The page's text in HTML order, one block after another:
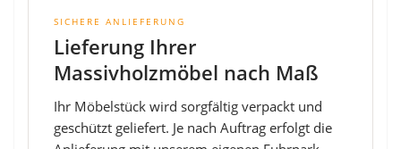
SICHERE ANLIEFERUNG
Lieferung Ihrer
Massivholzmöbel nach Maß
Ihr Möbelstück wird sorgfältig verpackt und
geschützt geliefert. Je nach Auftrag erfolgt die